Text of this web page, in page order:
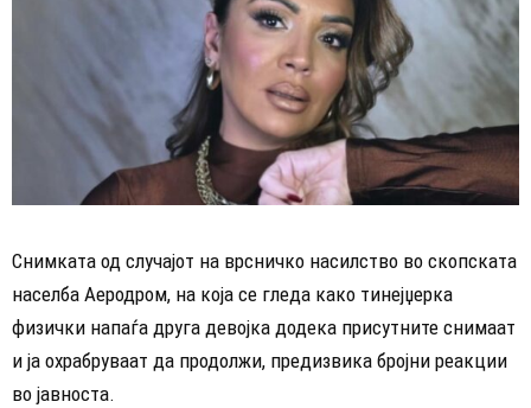
Снимката од случајот на врсничко насилство во скопската
населба Аеродром, на која се гледа како тинејџерка
физички напаѓа друга девојка додека присутните снимаат
и ја охрабруваат да продолжи, предизвика бројни реакции
во јавноста.